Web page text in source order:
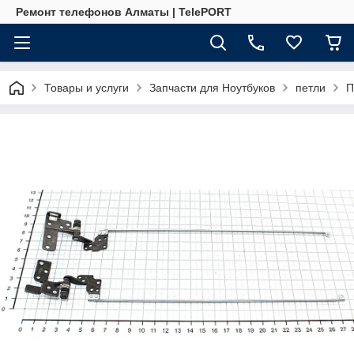
Ремонт телефонов Алматы | TelePORT
Товары и услуги Запчасти для Ноутбуков петли